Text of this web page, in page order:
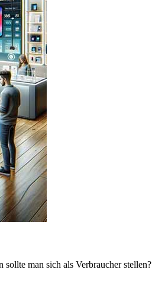
man sich als Verbraucher stellen?